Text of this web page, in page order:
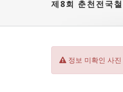
제8회 춘천전국
정보 미확인 사